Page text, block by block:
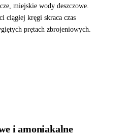
miejskie wody deszczowe.
ciągłej kręgi skraca czas
prętach zbrojeniowych.
i amoniakalne